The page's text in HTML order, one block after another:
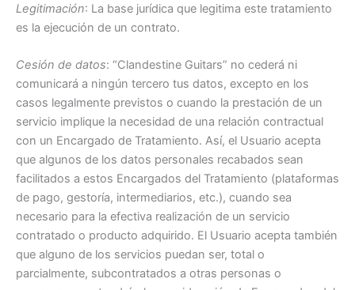
Legitimación: La base jurídica que legitima este tratamiento
es la ejecución de un contrato.
Cesión de datos: “Clandestine Guitars” no cederá ni
comunicará a ningún tercero tus datos, excepto en los
casos legalmente previstos o cuando la prestación de un
servicio implique la necesidad de una relación contractual
con un Encargado de Tratamiento. Así, el Usuario acepta
que algunos de los datos personales recabados sean
facilitados a estos Encargados del Tratamiento (plataformas
de pago, gestoría, intermediarios, etc.), cuando sea
necesario para la efectiva realización de un servicio
contratado o producto adquirido. El Usuario acepta también
que alguno de los servicios puedan ser, total o
parcialmente, subcontratados a otras personas o